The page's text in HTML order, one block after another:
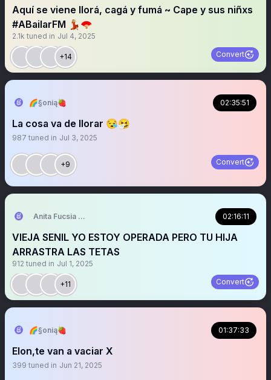
Aquí se viene llorá, cagá y fumá ~ Cape y sus niñxs
#ABailarFM 💃🏼🪭
2.1k tuned in Jul 4, 2025
+14 Convert
🌈§onią🍓 02:35:51
La cosa va de llorar 😪🤧
987 tuned in Jul 3, 2025
+9 Convert
Anita Fucsia 😜🤣 02:16:11
VIEJA SENIL YO ESTOY OPERADA PERO TU HIJA
ARRASTRA LAS TETAS
912 tuned in Jul 1, 2025
+11 Convert
🌈§onią🍓 01:37:33
Elon,te van a vaciar X
399 tuned in Jun 21, 2025